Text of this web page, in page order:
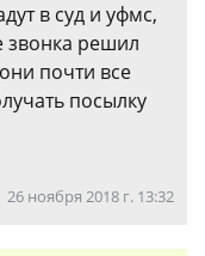
в суд и уфмс,
звонка решил
почти все
посылку
26 ноября 2018 г. 13:32